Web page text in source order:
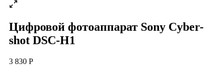
Цифровой фотоаппарат Sony Cyber-
shot DSC-H1
3 830 Р